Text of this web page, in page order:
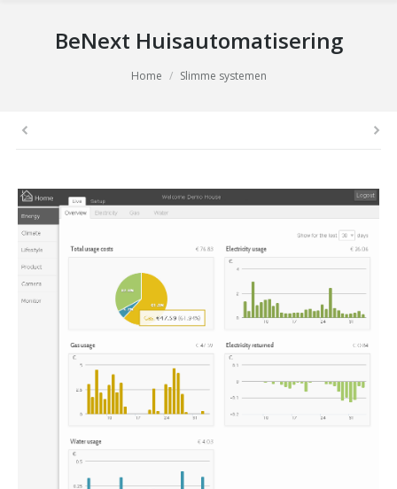
BeNext Huisautomatisering
Home Slimme systemen